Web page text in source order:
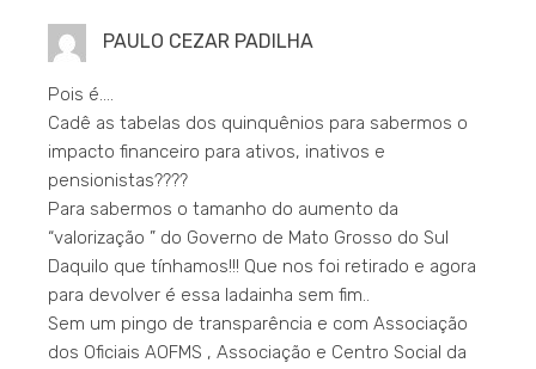
PAULO CEZAR PADILHA
Pois é….
Cadê as tabelas dos quinquênios para sabermos o
impacto financeiro para ativos, inativos e
pensionistas????
Para sabermos o tamanho do aumento da
“valorização ” do Governo de Mato Grosso do Sul
Daquilo que tínhamos!!! Que nos foi retirado e agora
para devolver é essa ladainha sem fim..
Sem um pingo de transparência e com Associação
dos Oficiais AOFMS , Associação e Centro Social da